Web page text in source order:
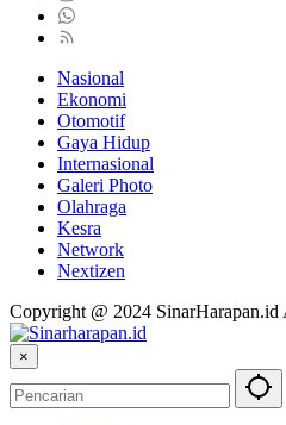
Nasional
Ekonomi
Otomotif
Gaya Hidup
Internasional
Galeri Photo
Olahraga
Kesra
Network
Nextizen
Copyright @ 2024 SinarHarapan.id
×